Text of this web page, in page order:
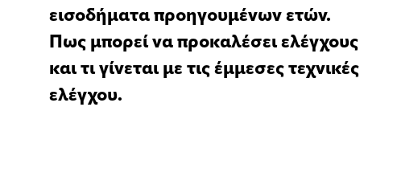
εισοδήματα προηγουμένων ετών.
Πως μπορεί να προκαλέσει ελέγχους
και τι γίνεται με τις έμμεσες τεχνικές
ελέγχου.